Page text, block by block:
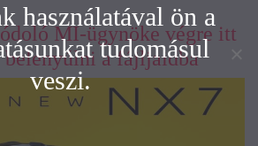
MI-ügynöke végre itt
belenyúlni a fájljaidba
használatával ön a
tudomásul
veszi.